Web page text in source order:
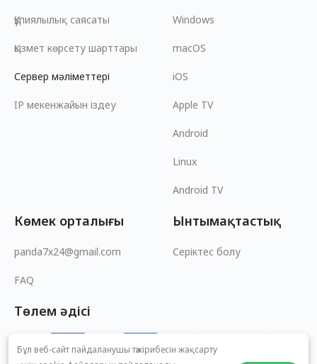
Құпиялылық саясаты
Қызмет көрсету шарттары
Сервер мәліметтері
IP мекенжайын іздеу
Windows
macOS
iOS
Apple TV
Android
Linux
Android TV
Көмек орталығы
panda7x24@gmail.com
FAQ
Ынтымақтастық
Серіктес болу
Төлем әдісі
Бұл веб-сайт пайдаланушы тәжірибесін жақсарту